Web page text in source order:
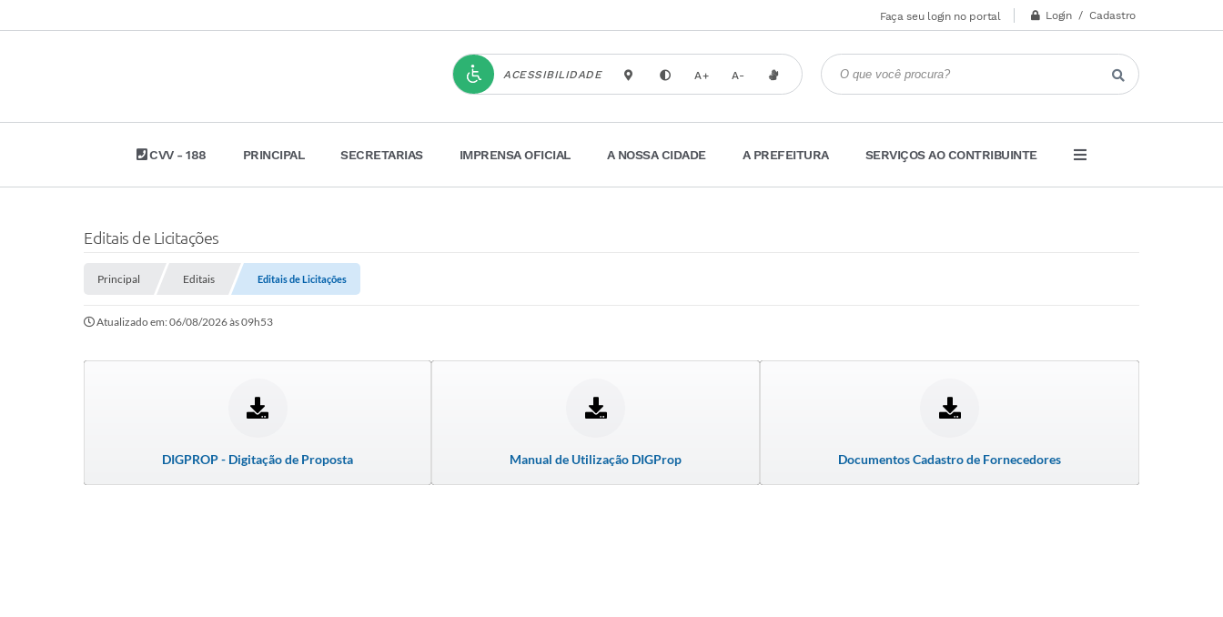
Faça seu login no portal Login / Cadastro
ACESSIBILIDADE A+ A-
CVV - 188 PRINCIPAL SECRETARIAS IMPRENSA OFICIAL A NOSSA CIDADE A PREFEITURA SERVIÇOS AO CONTRIBUINTE
Editais de Licitações
Principal Editais Editais de Licitações
Atualizado em: 06/08/2026 às 09h53
DIGPROP - Digitação de Proposta Manual de Utilização DIGProp Documentos Cadastro de Fornecedores